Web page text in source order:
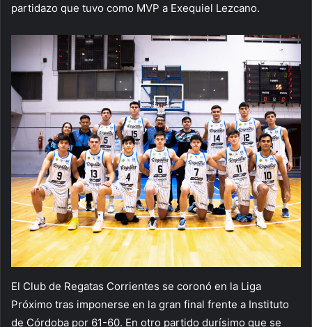
partidazo que tuvo como MVP a Exequiel Lezcano.
El Club de Regatas Corrientes se coronó en la Liga
Próximo tras imponerse en la gran final frente a Instituto
de Córdoba por 61-60. En otro partido durísimo que se